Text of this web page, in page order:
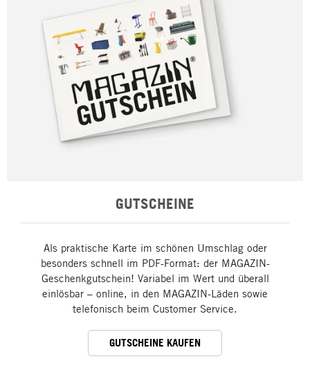
GUTSCHEINE
Als praktische Karte im schönen Umschlag oder
besonders schnell im PDF-Format: der MAGAZIN-
Geschenkgutschein! Variabel im Wert und überall
einlösbar – online, in den MAGAZIN-Läden sowie
telefonisch beim Customer Service.
GUTSCHEINE KAUFEN